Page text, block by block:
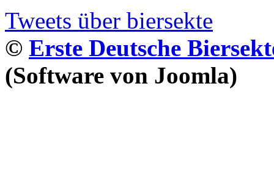
Tweets über biersekte
© Erste Deutsche
(Software von Joomla)